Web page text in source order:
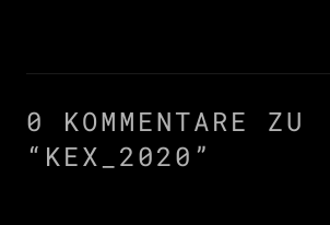
0 KOMMENTARE ZU
“ KEX_2020 ”